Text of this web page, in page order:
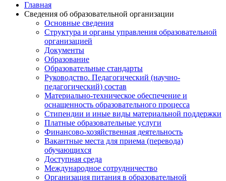
Главная
Сведения об образовательной организации
Основные сведения
Структура и органы управления образовательной
организацией
Документы
Образование
Образовательные стандарты
Руководство. Педагогический (научно-
педагогический) состав
Материально-техническое обеспечение и
оснащенность образовательного процесса
Стипендии и иные виды материальной поддержки
Платные образовательные услуги
Финансово-хозяйственная деятельность
Вакантные места для приема (перевода)
обучающихся
Доступная среда
Международное сотрудничество
Организация питания в образовательной